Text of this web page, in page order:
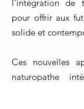
l'intégration de
pour offrir aux
solide et
Ces nouvelles
naturopathe